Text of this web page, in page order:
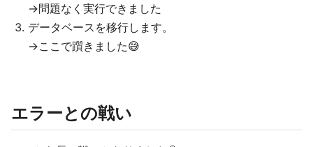
→問題なく実行できました
データベースを移行します。
→ここで躓きました😅
エラーとの戦い